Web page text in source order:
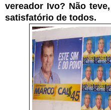
vereador Ivo? Não
satisfatório de todos.